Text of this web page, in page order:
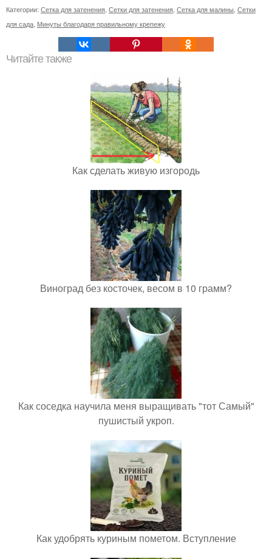
Категории: Сетка для затенения Сетки для затенения Сетка для малины Сетки
для сада Минуты благодаря правильному крепежу
Читайте также
Как сделать живую изгородь
Виноград без косточек, весом в 10 грамм?
Как соседка научила меня выращивать "тот Самый"
пушистый укроп.
Как удобрять куриным пометом. Вступление